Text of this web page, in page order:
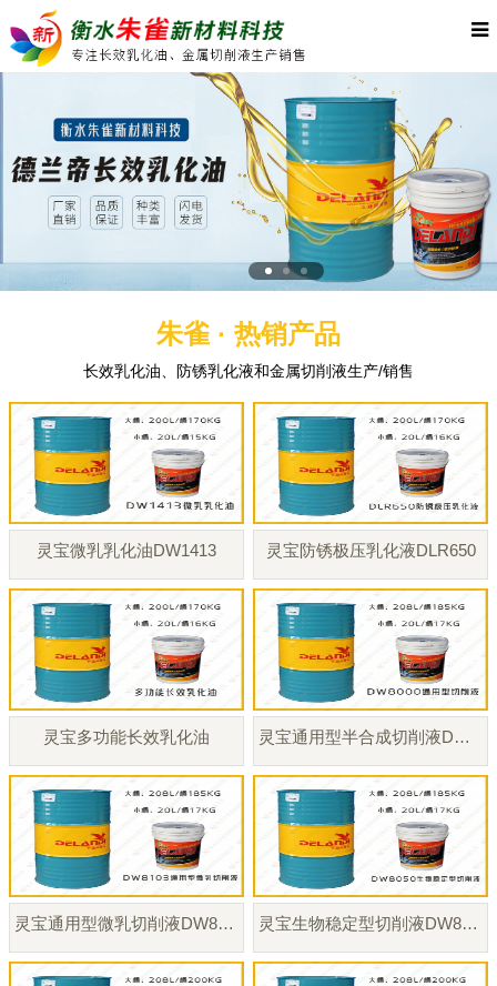
朱雀 · 热销产品
长效乳化油、防锈乳化液和金属切削液生产/销售
灵宝微乳乳化油DW1413 灵宝防锈极压乳化液DLR650
灵宝多功能长效乳化油 灵宝通用型半合成切削液DW8000
灵宝通用型微乳切削液DW8103 灵宝生物稳定型切削液DW8050